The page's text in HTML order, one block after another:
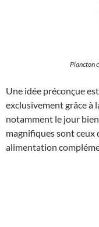
Plancton
Une idée préconçue
exclusivement grâce à
notamment le jour
magnifiques sont
alimentation